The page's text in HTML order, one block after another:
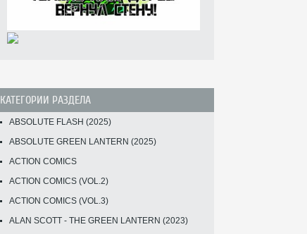
КАТЕГОРИИ РАЗДЕЛА
ABSOLUTE FLASH (2025)
ABSOLUTE GREEN LANTERN (2025)
ACTION COMICS
ACTION COMICS (VOL.2)
ACTION COMICS (VOL.3)
ALAN SCOTT - THE GREEN LANTERN (2023)